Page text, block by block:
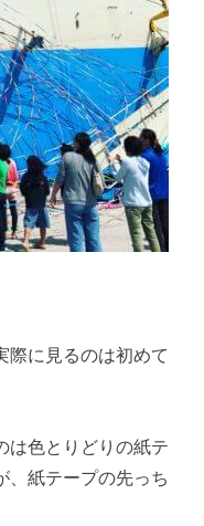
際に見るのは初めて
は色とりどりの紙テ
、紙テープの先っち